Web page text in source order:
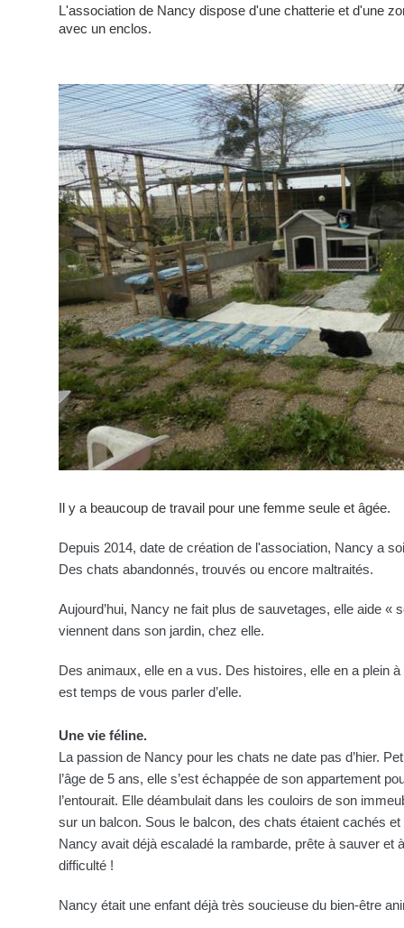
L'association de Nancy dispose d'une chatterie et d'une
avec un enclos.
Il y a beaucoup de travail pour une femme seule et âgée.
Depuis 2014, date de création de l'association, Nancy a
Des chats abandonnés, trouvés ou encore maltraités.
Aujourd’hui, Nancy ne fait plus de sauvetages, elle aide «
viennent dans son jardin, chez elle.
Des animaux, elle en a vus. Des histoires, elle en a plein à
est temps de vous parler d’elle.
Une vie féline.
La passion de Nancy pour les chats ne date pas d’hier.
l’âge de 5 ans, elle s’est échappée de son appartement
l’entourait. Elle déambulait dans les couloirs de son
sur un balcon. Sous le balcon, des chats étaient cachés
Nancy avait déjà escaladé la rambarde, prête à sauver et
difficulté !
Nancy était une enfant déjà très soucieuse du bien-être